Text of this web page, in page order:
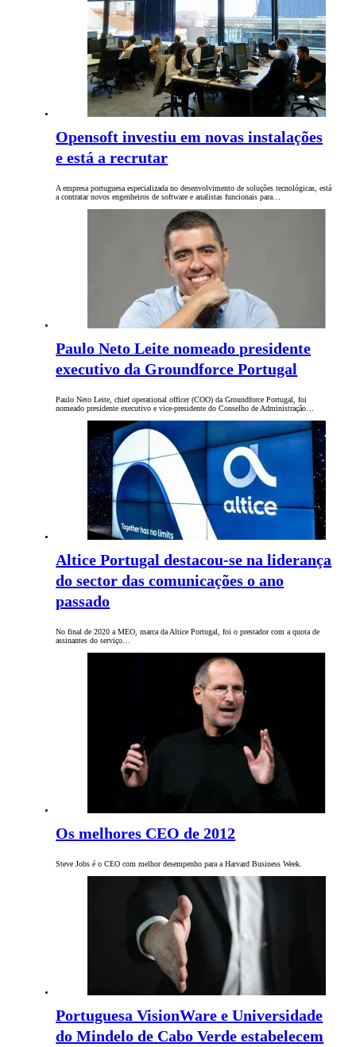
Opensoft investiu em novas instalações
e está a recrutar
A empresa portuguesa especializada no desenvolvimento de soluções tecnológicas, está
a contratar novos engenheiros de software e analistas funcionais para…
Paulo Neto Leite nomeado presidente
executivo da Groundforce Portugal
Paulo Neto Leite, chief operational officer (COO) da Groundforce Portugal, foi
nomeado presidente executivo e vice-presidente do Conselho de Administração…
Altice Portugal destacou-se na liderança
do sector das comunicações o ano
passado
No final de 2020 a MEO, marca da Altice Portugal, foi o prestador com a quota de
assinantes do serviço…
Os melhores CEO de 2012
Steve Jobs é o CEO com melhor desempenho para a Harvard Business Week.
Portuguesa VisionWare e Universidade
do Mindelo de Cabo Verde estabelecem